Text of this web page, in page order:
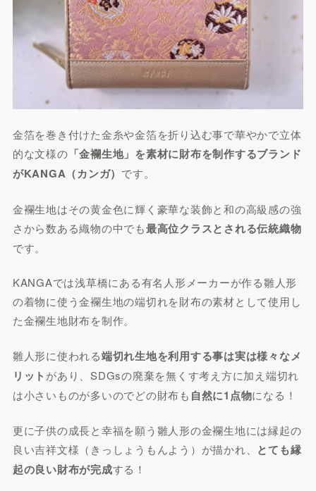
金箔を巻き付けた金糸や金箔を折り込む事で華やかで立体
的な文様の 「金襴生地」を素材に財布を制作するブランド
がKANGA（カンガ） です。
金襴生地はその黄金色に輝く豪華な装飾と和の高級感の強
さから数ある織物の中でも最高位クラスとされる伝統織物
です。
KANGAでは浅草橋にある有名人形メーカーが作る雛人形
の着物に使う金襴生地の端切れを財布の素材として使用し
た金襴生地財布を制作。
雛人形に使われる端切れ生地を利用する事は実は様々なメ
リット があり、SDGsの廃棄を無くす考え方に加え端切れ
は小さいものが多いのでどの財布も 自然に1点物になる！
更に子供の成長と幸福を願う雛人形の金襴生地には縁起の
良い吉祥文様（きっしょうもんよう）が描かれ、 とても縁
起の良い財布が完成する！